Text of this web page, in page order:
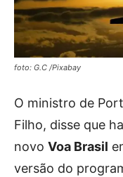
foto: G.C /Pixabay
O ministro de
Filho, disse que
novo Voa Brasil
versão do